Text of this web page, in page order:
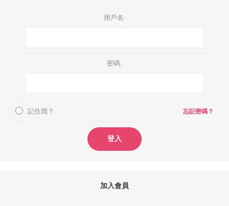
用戶名:
密碼:
記住我？ 忘記密碼？
登入
加入會員